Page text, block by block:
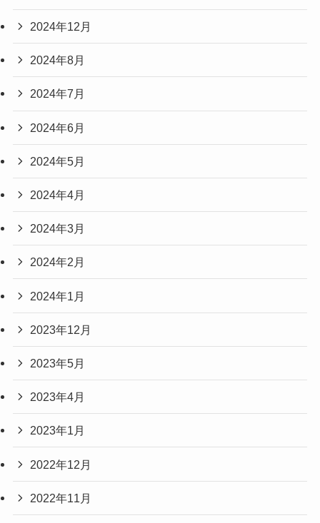
2024年12月
2024年8月
2024年7月
2024年6月
2024年5月
2024年4月
2024年3月
2024年2月
2024年1月
2023年12月
2023年5月
2023年4月
2023年1月
2022年12月
2022年11月